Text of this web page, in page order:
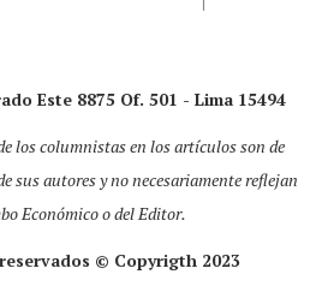
Este 8875 Of. 501 - Lima 15494
los columnistas en los artículos son de
sus autores y no necesariamente reflejan
Económico o del Editor.
© Copyrigth 2023